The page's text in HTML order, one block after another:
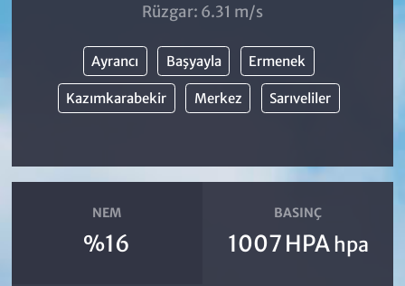
Rüzgar: 6.31 m/s
Ayrancı Başyayla Ermenek
Kazımkarabekir Merkez Sarıveliler
NEM
%16
BASINÇ
1007 HPA hpa